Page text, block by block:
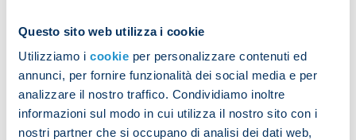
Questo sito web utilizza i cookie
Utilizziamo i cookie per personalizzare contenuti ed
annunci, per fornire funzionalità dei social media e per
analizzare il nostro traffico. Condividiamo inoltre
informazioni sul modo in cui utilizza il nostro sito con i
nostri partner che si occupano di analisi dei dati web,
into two groups: those who were involved on the
while the other members of the squad focused on
strength and shooting.
Diego Demme underwent physio.